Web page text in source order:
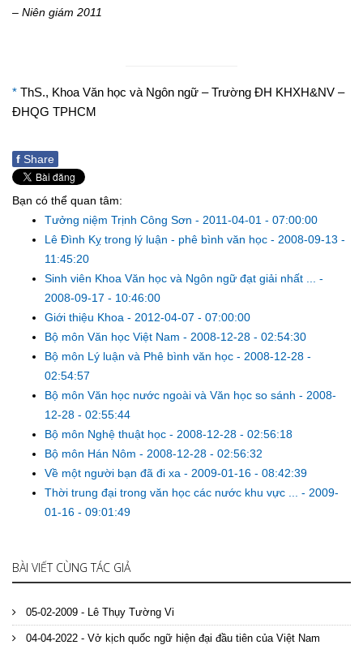
– Niên giám 2011
* ThS., Khoa Văn học và Ngôn ngữ – Trường ĐH KHXH&NV –
ĐHQG TPHCM
f Share
Bạn có thể quan tâm:
Tưởng niệm Trịnh Công Sơn - 2011-04-01 - 07:00:00
Lê Đình Kỵ trong lý luận - phê bình văn học - 2008-09-13 -
11:45:20
Sinh viên Khoa Văn học và Ngôn ngữ đạt giải nhất ... -
2008-09-17 - 10:46:00
Giới thiệu Khoa - 2012-04-07 - 07:00:00
Bộ môn Văn học Việt Nam - 2008-12-28 - 02:54:30
Bộ môn Lý luận và Phê bình văn học - 2008-12-28 -
02:54:57
Bộ môn Văn học nước ngoài và Văn học so sánh - 2008-
12-28 - 02:55:44
Bộ môn Nghệ thuật học - 2008-12-28 - 02:56:18
Bộ môn Hán Nôm - 2008-12-28 - 02:56:32
Về một người bạn đã đi xa - 2009-01-16 - 08:42:39
Thời trung đại trong văn học các nước khu vực ... - 2009-
01-16 - 09:01:49
BÀI VIẾT CÙNG TÁC GIẢ
05-02-2009 - Lê Thụy Tường Vi
04-04-2022 - Vở kịch quốc ngữ hiện đại đầu tiên của Việt Nam